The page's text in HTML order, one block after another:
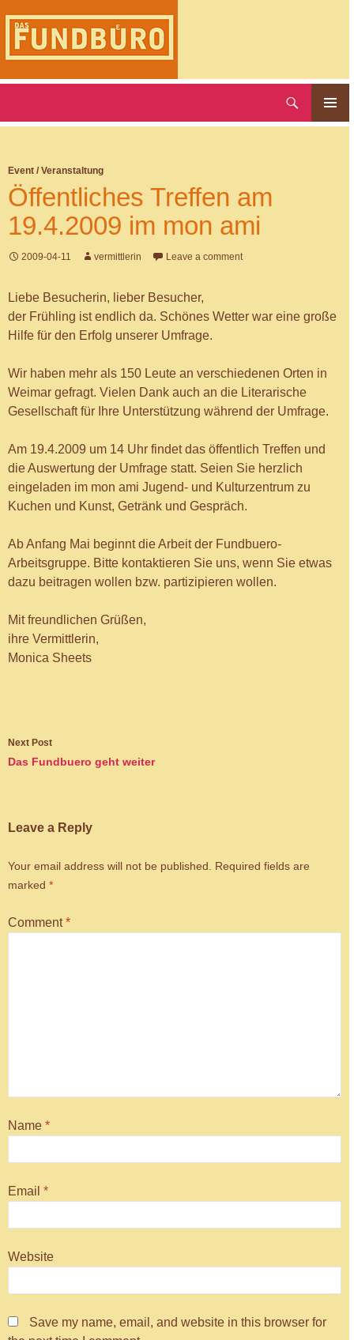
content
Primary
Event / Veranstaltung
Öffentliches Treffen am
19.4.2009 im mon ami
2009-04-11 vermittlerin Leave a comment
Liebe Besucherin, lieber Besucher,
der Frühling ist endlich da. Schönes Wetter war eine große
Hilfe für den Erfolg unserer Umfrage.
Wir haben mehr als 150 Leute an verschiedenen Orten in
Weimar gefragt. Vielen Dank auch an die Literarische
Gesellschaft für Ihre Unterstützung während der Umfrage.
Am 19.4.2009 um 14 Uhr findet das öffentlich Treffen und
die Auswertung der Umfrage statt. Seien Sie herzlich
eingeladen im mon ami Jugend- und Kulturzentrum zu
Kuchen und Kunst, Getränk und Gespräch.
Ab Anfang Mai beginnt die Arbeit der Fundbuero-
Arbeitsgruppe. Bitte kontaktieren Sie uns, wenn Sie etwas
dazu beitragen wollen bzw. partizipieren wollen.
Mit freundlichen Grüßen,
ihre Vermittlerin,
Monica Sheets
Post
navigation
Next Post
Das Fundbuero geht weiter
Leave a Reply
Your email address will not be published.
Required fields are
marked *
Comment*
Name *
Email *
Website
Save my name, email, and website in this browser for